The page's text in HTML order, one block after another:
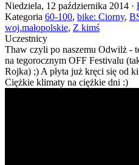
Niedziela, 12 października 2014 ·
Kategoria 60-100, bike: Ciorny,
woj.małopolskie, Z kimś
Uczestnicy
Thaw czyli po naszemu Odwilż -
na tegorocznym OFF Festivalu
Rojka) ;) A płyta już kręci się od
Ciężkie klimaty na ciężkie dni :)